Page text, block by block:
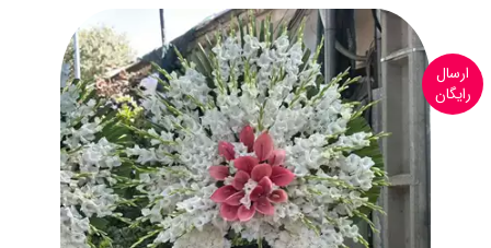
ارسال
رایگان